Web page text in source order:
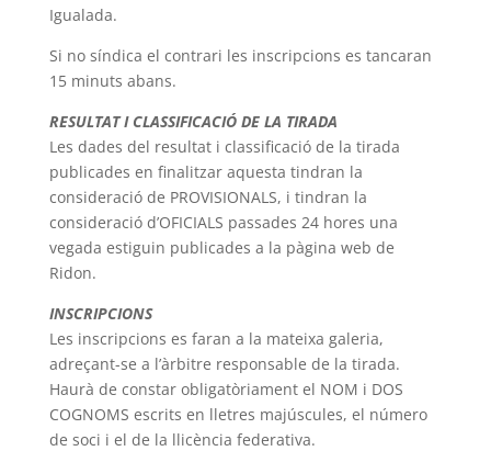
Igualada.
Si no síndica el contrari les inscripcions es tancaran
15 minuts abans.
RESULTAT I CLASSIFICACIÓ DE LA TIRADA
Les dades del resultat i classificació de la tirada
publicades en finalitzar aquesta tindran la
consideració de PROVISIONALS, i tindran la
consideració d’OFICIALS passades 24 hores una
vegada estiguin publicades a la pàgina web de
Ridon.
INSCRIPCIONS
Les inscripcions es faran a la mateixa galeria,
adreçant-se a l’àrbitre responsable de la tirada.
Haurà de constar obligatòriament el NOM i DOS
COGNOMS escrits en lletres majúscules, el número
de soci i el de la llicència federativa.